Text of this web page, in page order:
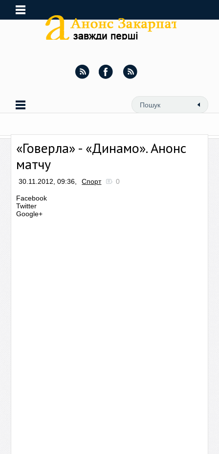
«Говерла» - «Динамо». Анонс
матчу
30.11.2012, 09:36, Спорт 0
Facebook
Twitter
Google+